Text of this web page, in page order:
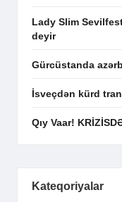
Lady Slim
deyir
Gürcüstanda
İsveçdən kürd
Qıy Vaar!
Kateqoriyalar